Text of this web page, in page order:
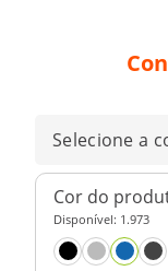
Selecione a
Cor do
Disponível: 1.973